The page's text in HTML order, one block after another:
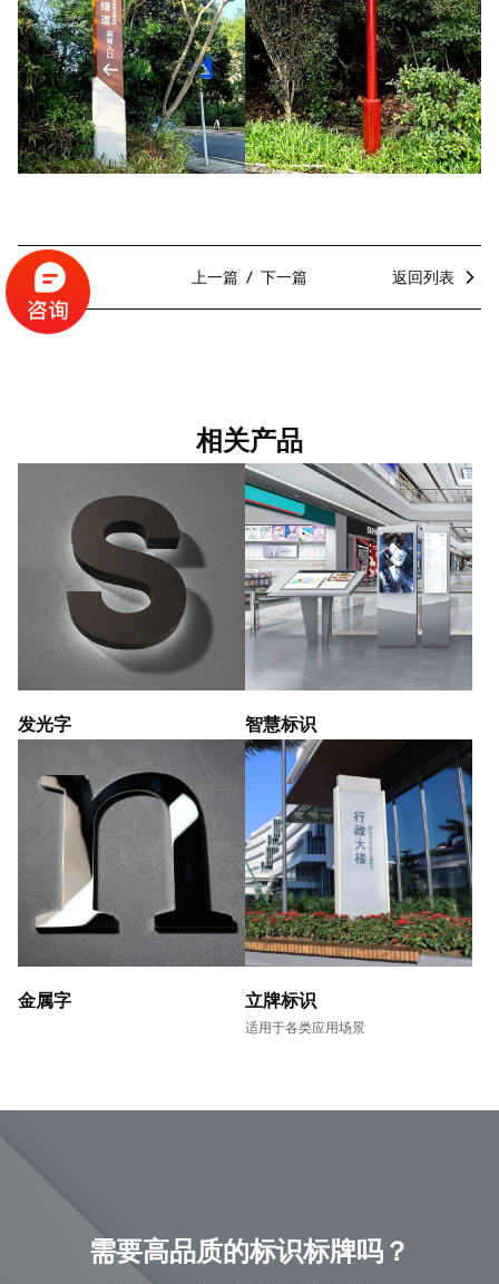
分享 上一篇 下一篇 返回列表
相关产品
发光字 智慧标识
金属字 立牌标识
适用于各类应用场景
需要高品质的标识标牌吗？